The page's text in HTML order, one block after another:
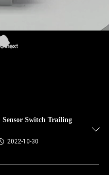
Switch Trailing
2022-10-30